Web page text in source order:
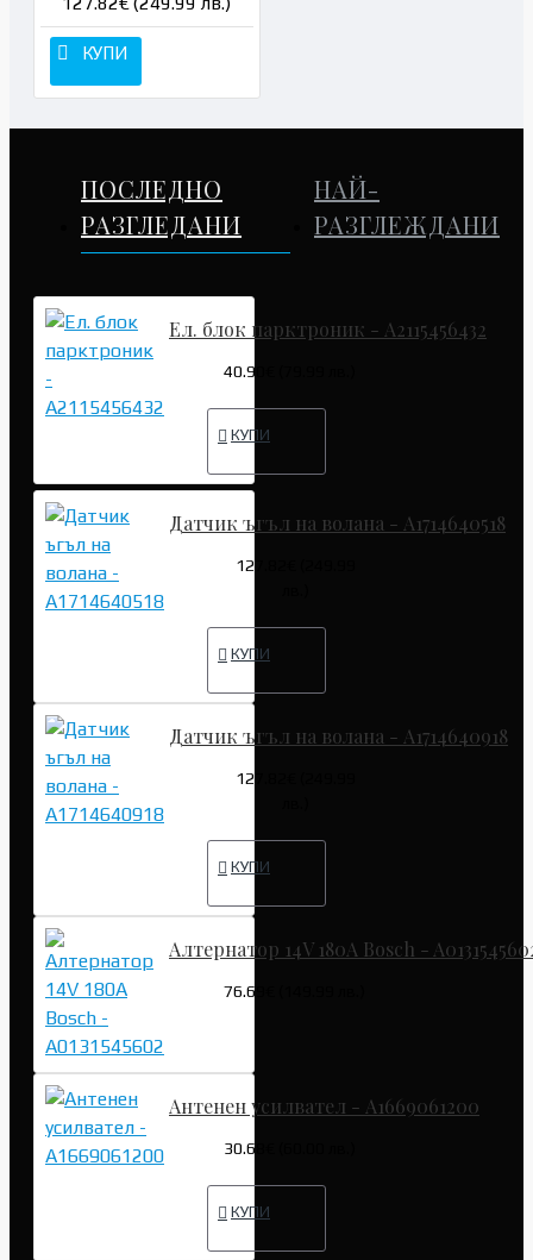
КУПИ
ПОСЛЕДНО
РАЗГЛЕДАНИ
НАЙ-
РАЗГЛЕЖДАНИ
Ел. блок парктроник - A2115456432
40.90€ (79.99 лв.)
КУПИ
Датчик ъгъл на волана - A1714640518
127.82€ (249.99
КУПИ
Датчик ъгъл на волана - A1714640918
127.82€ (249.99
КУПИ
Алтернатор 14V 180A Bosch -
76.69€ (149.99 лв.)
Антенен усилвател - A1669061200
30.68€ (60.00 лв.)
КУПИ